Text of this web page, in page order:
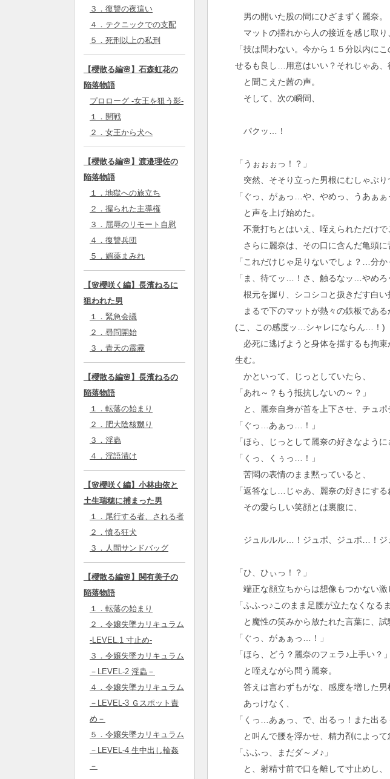
３．復讐の夜這い
４．テクニックでの支配
５．死刑以上の私刑
【櫻散る編🌸】石森虹花の
陥落物語
プロローグ -女王を狙う影-
１．開戦
２．女王から犬へ
【櫻散る編🌸】渡邉理佐の
陥落物語
１．地獄への旅立ち
２．握られた主導権
３．屈辱のリモート自慰
４．復讐兵団
５．媚薬まみれ
【🌸櫻咲く編】長濱ねるに
狙われた男
１．緊急会議
２．尋問開始
３．青天の霹靂
【櫻散る編🌸】長濱ねるの
陥落物語
１．転落の始まり
２．肥大陰核嬲り
３．淫蟲
４．淫語漬け
【🌸櫻咲く編】小林由依と
土生瑞穂に捕まった男
１．尾行する者、される者
２．憤る狂犬
３．人間サンドバッグ
【櫻散る編🌸】関有美子の
陥落物語
１．転落の始まり
２．令嬢失墜カリキュラム
-LEVEL.1 寸止め-
３．令嬢失墜カリキュラム
－LEVEL-2 淫蟲－
４．令嬢失墜カリキュラム
－LEVEL-3 Ｇスポット責
め－
５．令嬢失墜カリキュラム
－LEVEL-4 生中出し輪姦
－
男の開いた股の間にひざまずく麗奈。
マットの揺れから人の接近を感じ取り
「技は問わない。今から１５分以内に
せるも良し…用意はいい？それじゃあ
と聞こえた茜の声。
そして、次の瞬間、
パクッ…！
「うぉぉぉっ！？」
突然、そそり立った男根にむしゃぶり
「ぐっ、がぁっ…や、やめっ、うあぁぁ
と声を上げ始めた。
不意打ちとはいえ、咥えられただけで
さらに麗奈は、その口に含んだ亀頭に
「これだけじゃ足りないでしょ？…分
「ま、待てッ…！さ、触るなッ…やめろ
根元を握り、シコシコと扱きだす白い
まるで下のマットが熱々の鉄板である
(こ、この感度ッ…シャレにならん…！)
必死に逃げようと身体を揺するも拘束
生む。
かといって、じっとしていたら、
「あれ～？もう抵抗しないの～？」
と、麗奈自身が首を上下させ、チュポ
「ぐっ…あぁっ…！」
「ほら、じっとして麗奈の好きなよう
「くっ、くぅっ…！」
苦悶の表情のまま黙っていると、
「返答なし…じゃあ、麗奈の好きにする
その愛らしい笑顔とは裏腹に、
ジュルルル…！ジュポ、ジュポ…！ジ
「ひ、ひぃっ！？」
端正な顔立ちからは想像もつかない激
「ふふっ♪このまま足腰が立たなくなる
と魔性の笑みから放たれた言葉に、試
「ぐっ、がぁぁっ…！」
「ほら、どう？麗奈のフェラ♪上手い？」
と咥えながら問う麗奈。
答えは言わずもがな、感度を増した男
あっけなく、
「くっ…あぁっ、で、出るっ！また出る
と叫んで腰を浮かせ、精力剤によって
「ふふっ、まだダ～メ♪」
と、射精寸前で口を離して寸止めし、